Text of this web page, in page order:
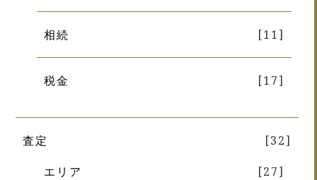
相続 [11]
税金 [17]
査定
[32]
エリア
[27]